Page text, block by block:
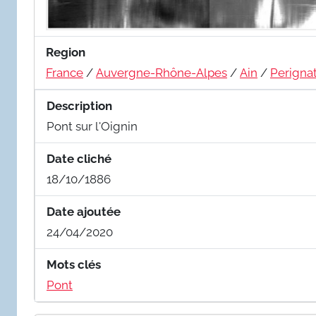
Region
France / Auvergne-Rhône-Alpes / Ain /
Description
Pont sur l'Oignin
Date cliché
18/10/1886
Date ajoutée
24/04/2020
Mots clés
Pont